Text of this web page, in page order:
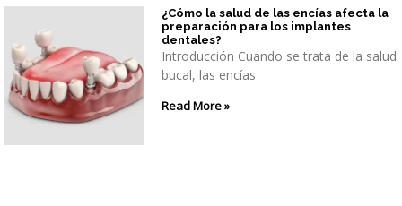
¿Cómo la salud de las encías afecta la
preparación para los implantes
dentales?
Introducción Cuando se trata de la salud
bucal, las encías
Read More »